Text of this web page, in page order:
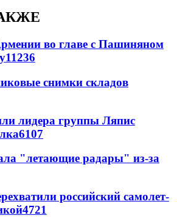
во главе с Пашиняном
11236
снимки складов
лидера группы Ляпис
6107
"летающие радары" из-за
российский самолет-
4721